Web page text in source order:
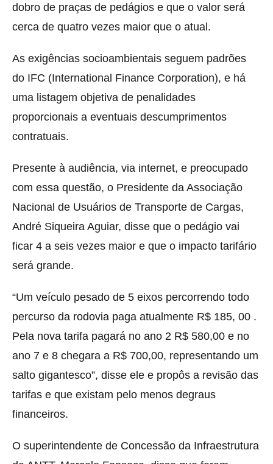
dobro de praças de pedágios e que o valor será
cerca de quatro vezes maior que o atual.
As exigências socioambientais seguem padrões
do IFC (International Finance Corporation), e há
uma listagem objetiva de penalidades
proporcionais a eventuais descumprimentos
contratuais.
Presente à audiência, via internet, e preocupado
com essa questão, o Presidente da Associação
Nacional de Usuários de Transporte de Cargas,
André Siqueira Aguiar, disse que o pedágio vai
ficar 4 a seis vezes maior e que o impacto tarifário
será grande.
“Um veículo pesado de 5 eixos percorrendo todo
percurso da rodovia paga atualmente R$ 185, 00 .
Pela nova tarifa pagará no ano 2 R$ 580,00 e no
ano 7 e 8 chegara a R$ 700,00, representando um
salto gigantesco”, disse ele e propôs a revisão das
tarifas e que existam pelo menos degraus
financeiros.
O superintendente de Concessão da Infraestrutura